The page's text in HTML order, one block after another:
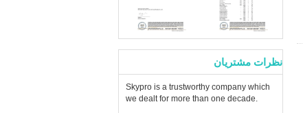
نظرات مشتریان
Skypro is a trustworthy company which
we dealt for more than one decade.